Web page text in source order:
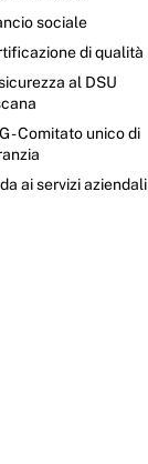
sociale
di qualità
al DSU
- Comitato unico di
ai servizi aziendali